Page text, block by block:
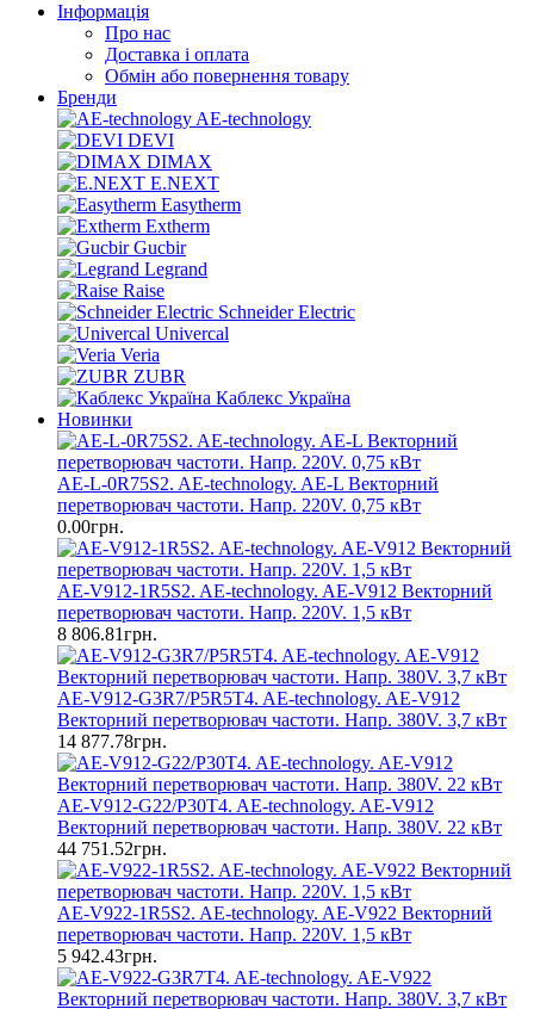
Інформація
Про нас
Доставка і оплата
Обмін або повернення товару
Бренди
AE-technology
DEVI
DIMAX
E.NEXT
Easytherm
Extherm
Gucbir
Legrand
Raise
Schneider Electric
Univercal
Veria
ZUBR
Каблекс Україна
Новинки
AE-L-0R75S2. AE-technology. AE-L Векторний
перетворювач частоти. Напр. 220V. 0,75 кВт
0.00грн.
AE-V912-1R5S2. AE-technology. AE-V912 Векторний
перетворювач частоти. Напр. 220V. 1,5 кВт
8 806.81грн.
AE-V912-G3R7/P5R5T4. AE-technology. AE-V912
Векторний перетворювач частоти. Напр. 380V. 3,7 кВт
14 877.78грн.
AE-V912-G22/P30T4. AE-technology. AE-V912
Векторний перетворювач частоти. Напр. 380V. 22 кВт
44 751.52грн.
AE-V922-1R5S2. AE-technology. AE-V922 Векторний
перетворювач частоти. Напр. 220V. 1,5 кВт
5 942.43грн.